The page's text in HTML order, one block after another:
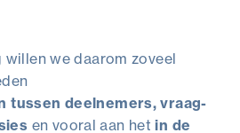
we daarom zoveel
tussen deelnemers, vraag-
en vooral aan hetin de